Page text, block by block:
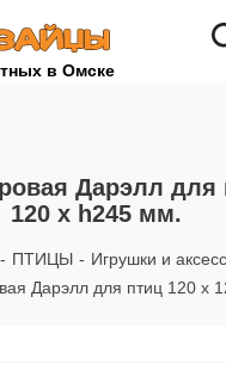
в Омске
Заказать звонок
+7 (3812) 79-
+7 (950) 959-
Дарэлл для
120 х h245 мм.
- ПТИЦЫ - Игрушки и
Дарэлл для птиц 120 х